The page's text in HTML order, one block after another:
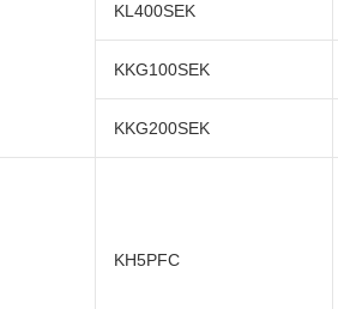
KL400SEK
KKG100SEK
KKG200SEK
KH5PFC